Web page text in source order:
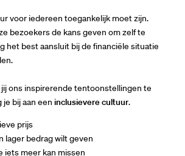
voor iedereen toegankelijk moet zijn.
bezoekers de kans geven om zelf te
het best aansluit bij de financiële situatie
ons inspirerende tentoonstellingen te
bij aan een inclusievere cultuur.
prijs
lager bedrag wilt geven
iets meer kan missen